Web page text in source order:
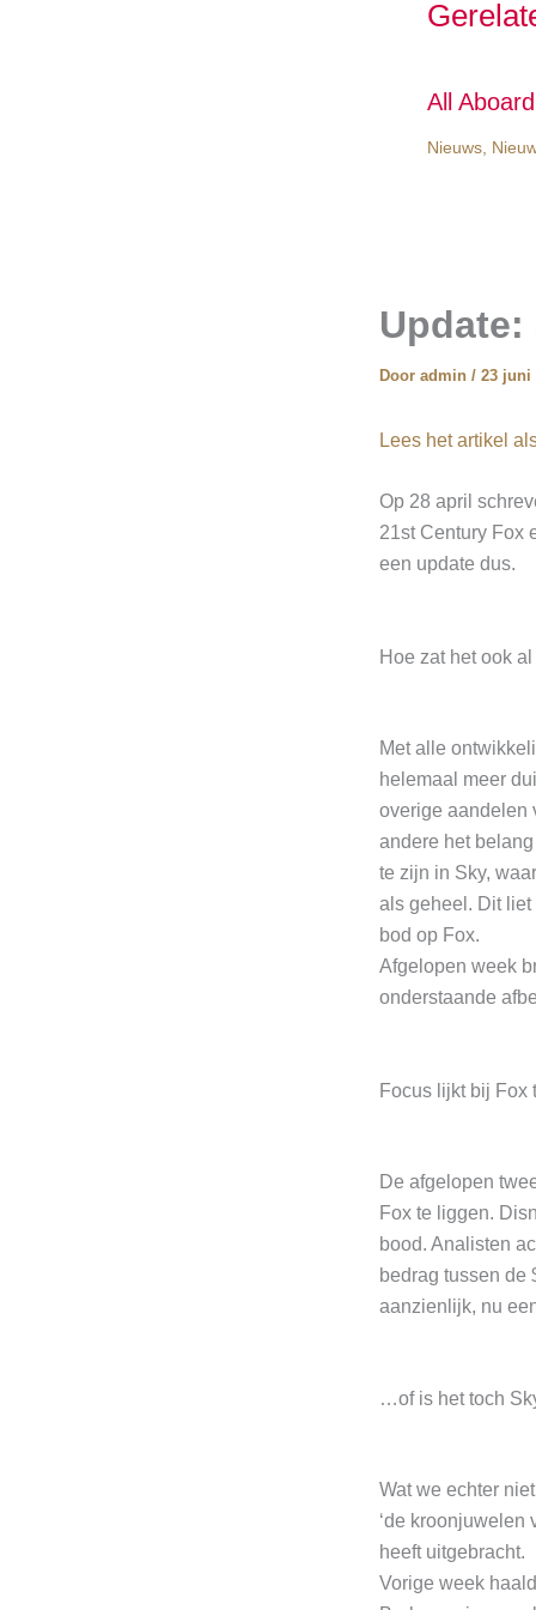
All
Nieuws
Door admin / 23 juni
Lees het artikel
Op 28 april
21st Century Fox
een update dus.
Hoe zat het ook
Met alle
helemaal meer
overige aandelen
andere het
te zijn in Sky,
als geheel. Dit
bod op Fox.
Afgelopen week
onderstaande
Focus lijkt bij
De afgelopen
Fox te liggen.
bood. Analisten
bedrag tussen de
aanzienlijk, nu
…of is het toch
Wat we echter
‘de kroonjuwelen
heeft uitgebracht.
Vorige week